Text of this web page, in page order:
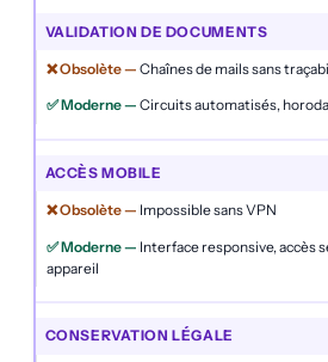
VALIDATION DE DOCUMENTS
Chaînes de mails sans
Circuits automatisés,
ACCÈS MOBILE
Impossible sans VPN
Interface responsive, accès
appareil
CONSERVATION LÉGALE